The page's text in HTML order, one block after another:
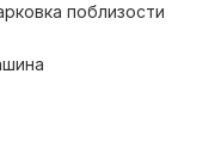
поблизости